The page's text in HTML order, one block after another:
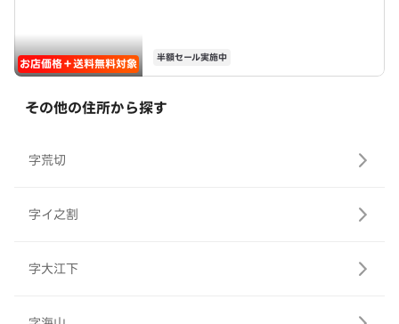
お店価格＋送料無料対象 半額セール実施中
その他の住所から探す
字荒切
字イ之割
字大江下